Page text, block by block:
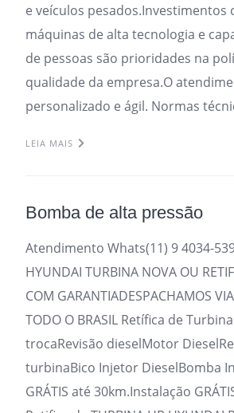
e veículos pesados.Investimentos
máquinas de alta tecnologia e
de pessoas são prioridades na
qualidade da empresa.O
personalizado e ágil. Normas
LEIA MAIS
Bomba de alta pressão
Atendimento Whats(11) 9 4034-
HYUNDAI TURBINA NOVA OU
COM GARANTIADESPACHAMOS
TODO O BRASIL Retífica de
trocaRevisão dieselMotor
turbinaBico Injetor DieselBomba
GRÁTIS até 30km.Instalação